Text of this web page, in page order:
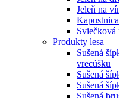
Jeleň na
Sviečková
Produkty lesa
Sušená
vrecúšku
Sušená
Sušená
Sušená